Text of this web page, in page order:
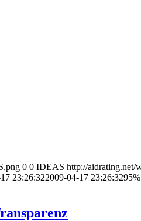
0 0 IDEAS http://aidrating.net/
23:26:322009-04-17 23:26:32